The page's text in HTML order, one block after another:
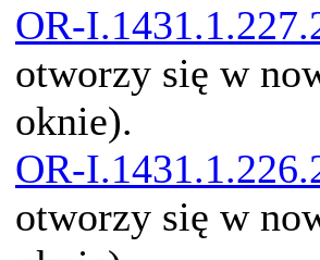
OR-
otworzy się w
oknie).
OR-
otworzy się w